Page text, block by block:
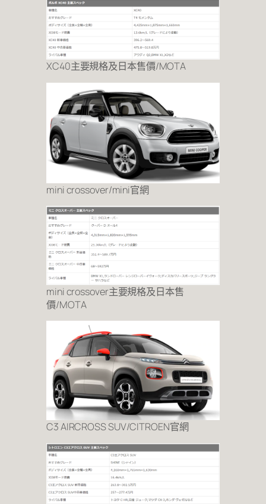
XC40主要規格及日本售價/MOTA
mini crossover/mini官網
mini crossover主要規格及日本售
價/MOTA
C3 AIRCROSS SUV/CITROEN官網